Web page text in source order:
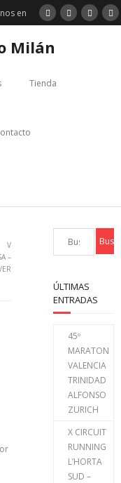
en
Milán
Tienda
V
–
ÚLTIMAS
ENTRADAS
45º
MARATON
VALENCIA
TRINIDAD
ALFONSO
ZURICH
X CIRCUIT
RUNNING
L’HORTA
SUD –